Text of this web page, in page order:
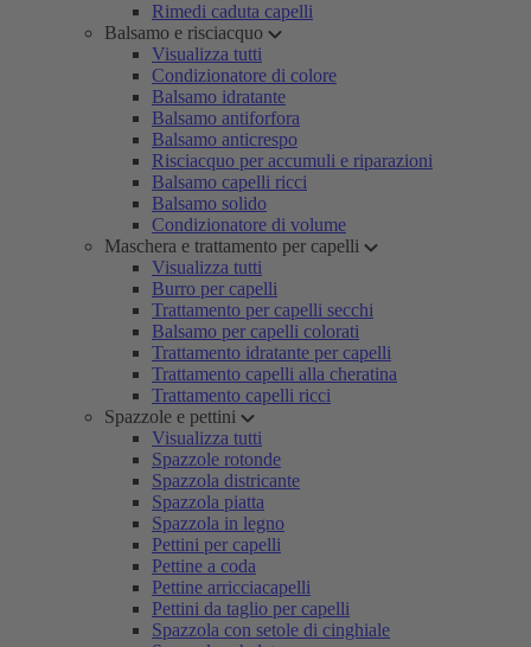
Rimedi caduta capelli
Balsamo e risciacquo
Visualizza tutti
Condizionatore di colore
Balsamo idratante
Balsamo antiforfora
Balsamo anticrespo
Risciacquo per accumuli e riparazioni
Balsamo capelli ricci
Balsamo solido
Condizionatore di volume
Maschera e trattamento per capelli
Visualizza tutti
Burro per capelli
Trattamento per capelli secchi
Balsamo per capelli colorati
Trattamento idratante per capelli
Trattamento capelli alla cheratina
Trattamento capelli ricci
Spazzole e pettini
Visualizza tutti
Spazzole rotonde
Spazzola districante
Spazzola piatta
Spazzola in legno
Pettini per capelli
Pettine a coda
Pettine arricciacapelli
Pettini da taglio per capelli
Spazzola con setole di cinghiale